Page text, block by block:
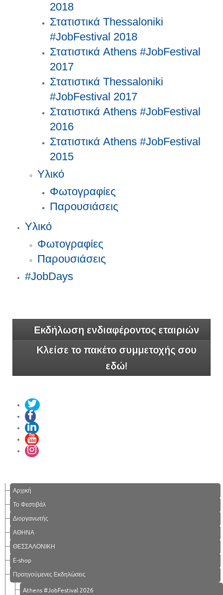
2018
Στατιστικά Thessaloniki
#JobFestival 2018
Στατιστικά Athens #JobFestival
2017
Στατιστικά Thessaloniki
#JobFestival 2017
Στατιστικά Athens #JobFestival
2016
Στατιστικά Athens #JobFestival
2015
Υλικό
Φωτογραφίες
Παρουσιάσεις
Υλικό
Φωτογραφίες
Παρουσιάσεις
#JobDays
Εκδήλωση ενδιαφέροντος εταιριών
Κλείσε το πακέτο συμμετοχής σου
εδώ!
Αρχική
Το Φεστιβάλ
Διοργανωτής
ΑΘΗΝΑ
ΘΕΣΣΑΛΟΝΙΚΗ
E-shop
Προηγούμενες Εκδηλώσεις
Athens #JobFestival 2026